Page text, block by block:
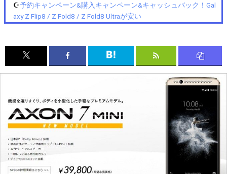
☪️予約キャンペーン&購入キャンペーン&キャッシュバック！Gal
axy Z Flip8 / Z Fold8 / Z Fold8 Ultraが安い